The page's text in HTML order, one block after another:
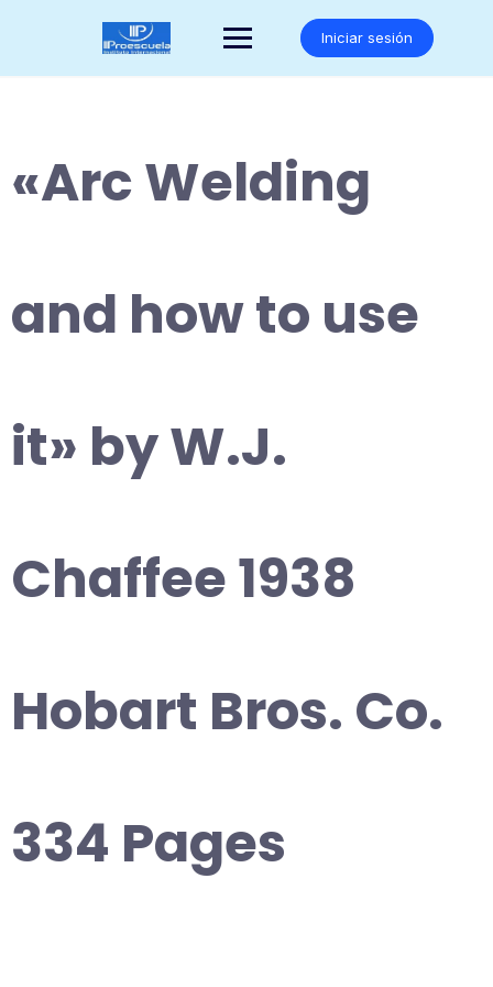
Iniciar sesión
«Arc Welding
and how to use
it» by W.J.
Chaffee 1938
Hobart Bros. Co.
334 Pages